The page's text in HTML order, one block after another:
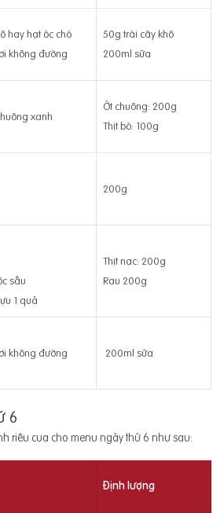
hay hạt óc chó
không đường
50g trái cây khô
200ml sữa
xanh
Ớt chuông: 200g
Thịt bò: 100g
200g
sấu
1 quả
Thịt nạc: 200g
Rau 200g
không đường 200ml sữa
6
riêu cua cho menu ngày thứ 6 như sau:
Định lượng